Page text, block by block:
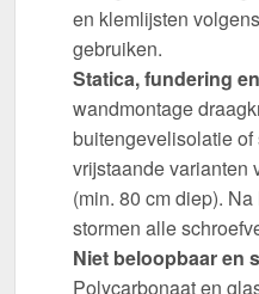
en klemlijsten
gebruiken.
Statica, fundering
wandmontage
buitengevelisolatie of
vrijstaande varianten
(min. 80 cm diep).
stormen alle
Niet beloopbaar en
Polycarbonaat en